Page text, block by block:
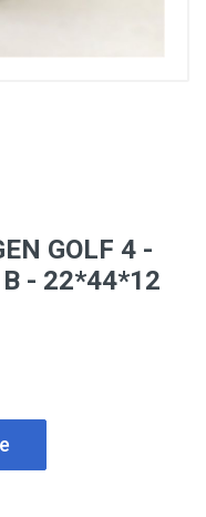
GOLF 4 -
B - 22*44*12